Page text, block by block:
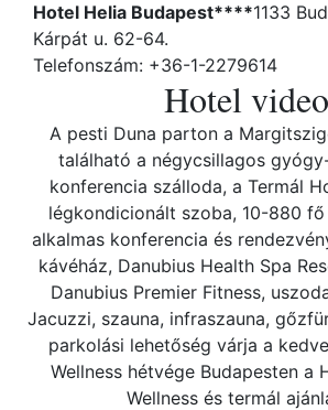
Hotel Helia Budapest****1133
Kárpát u. 62-64.
Telefonszám: +36-1-2279614
Hotel video
A pesti Duna parton a
található a négycsillagos
konferencia szálloda, a Termál
légkondicionált szoba, 10-880
alkalmas konferencia és
kávéház, Danubius Health Spa
Danubius Premier Fitness,
Jacuzzi, szauna, infraszauna,
parkolási lehetőség várja a
Wellness hétvége Budapesten a
Wellness és termál